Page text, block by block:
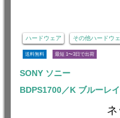
ハードウェア その他ハードウ
送料無料 最短 1〜3日で出荷
SONY ソニー
BDPS1700／K ブルーレ
ネ